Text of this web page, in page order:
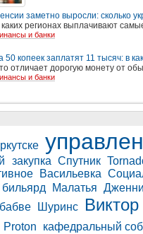
заметно выросли: сколько
каких регионах выплачивают
и банки
50 копеек заплатят 11 тысяч: в
отличает дорогую монету от
и банки
закупка Спутник
Васильевка
бильярд Малатья
Шуринс
Proton кафедральный